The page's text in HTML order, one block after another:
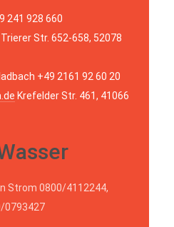
241 928 660
Trierer Str. 652-658, 52078
+49 2161 92 60 20
Krefelder Str. 461, 41066
Strom 0800/4112244,
0793427